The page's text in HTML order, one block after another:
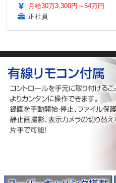
月給30万3,300円～54万円
正社員